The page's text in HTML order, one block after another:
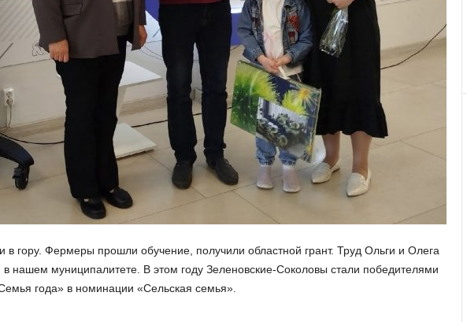
в гору. Фермеры прошли обучение, получили областной грант. Труд Ольги и Олега
в нашем муниципалитете. В этом году Зеленовские-Соколовы стали победителями
года» в номинации «Сельская семья».